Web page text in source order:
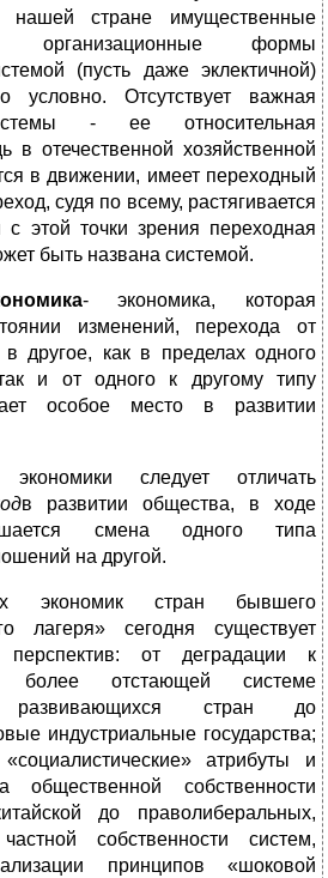
стране имущественные
формы
(пусть даже эклектичной)
условно. Отсутствует важная
- ее относительная
в отечественной хозяйственной
в движении, имеет переходный
судя по всему, растягивается
с этой точки зрения переходная
быть названа системой.
- экономика, которая
изменений, перехода от
в другое, как в пределах одного
и от одного к другому типу
особое место в развитии
следует отличать
в развитии общества, в ходе
смена одного типа
на другой.
экономик стран бывшего
лагеря» сегодня существует
перспектив: от деградации к
более отстающей системе
развивающихся стран до
индустриальные государства;
атрибуты и
общественной собственности
до праволиберальных,
собственности систем,
принципов «шоковой